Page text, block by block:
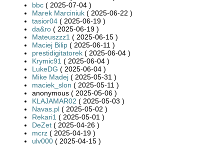
bbc ( 2025-07-04 )
Marek Marciniuk ( 2025-06-22 )
tasior04 ( 2025-06-19 )
da&ro ( 2025-06-19 )
Mateuszzz1 ( 2025-06-15 )
Maciej Bilip ( 2025-06-11 )
prestidigitatorek ( 2025-06-04 )
Krymic91 ( 2025-06-04 )
LukeDG ( 2025-06-04 )
Mike Madej ( 2025-05-31 )
maciek_slon ( 2025-05-11 )
anonymous ( 2025-05-06 )
KLAJAMAR02 ( 2025-05-03 )
Navas.pl ( 2025-05-02 )
Rekari1 ( 2025-05-01 )
DeZet ( 2025-04-26 )
mcrz ( 2025-04-19 )
ulv000 ( 2025-04-15 )